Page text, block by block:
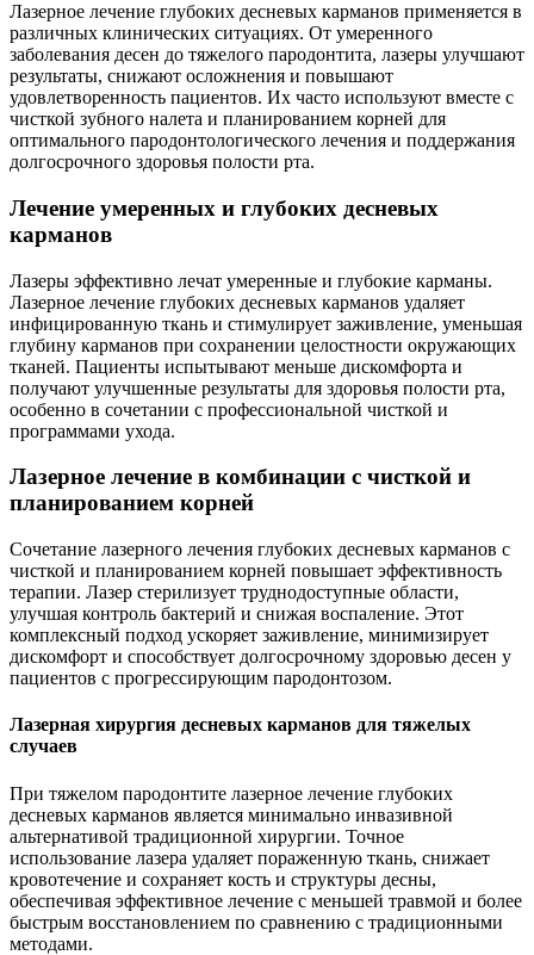
Лазерное лечение глубоких десневых карманов применяется в
различных клинических ситуациях. От умеренного
заболевания десен до тяжелого пародонтита, лазеры улучшают
результаты, снижают осложнения и повышают
удовлетворенность пациентов. Их часто используют вместе с
чисткой зубного налета и планированием корней для
оптимального пародонтологического лечения и поддержания
долгосрочного здоровья полости рта.
Лечение умеренных и глубоких десневых
карманов
Лазеры эффективно лечат умеренные и глубокие карманы.
Лазерное лечение глубоких десневых карманов удаляет
инфицированную ткань и стимулирует заживление, уменьшая
глубину карманов при сохранении целостности окружающих
тканей. Пациенты испытывают меньше дискомфорта и
получают улучшенные результаты для здоровья полости рта,
особенно в сочетании с профессиональной чисткой и
программами ухода.
Лазерное лечение в комбинации с чисткой и
планированием корней
Сочетание лазерного лечения глубоких десневых карманов с
чисткой и планированием корней повышает эффективность
терапии. Лазер стерилизует труднодоступные области,
улучшая контроль бактерий и снижая воспаление. Этот
комплексный подход ускоряет заживление, минимизирует
дискомфорт и способствует долгосрочному здоровью десен у
пациентов с прогрессирующим пародонтозом.
Лазерная хирургия десневых карманов для тяжелых
случаев
При тяжелом пародонтите лазерное лечение глубоких
десневых карманов является минимально инвазивной
альтернативой традиционной хирургии. Точное
использование лазера удаляет пораженную ткань, снижает
кровотечение и сохраняет кость и структуры десны,
обеспечивая эффективное лечение с меньшей травмой и более
быстрым восстановлением по сравнению с традиционными
методами.